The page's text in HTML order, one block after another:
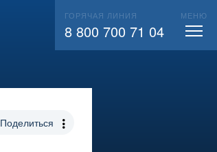
ВЫЗВАТЬ СЛЕСАРЯ
ГОРЯЧАЯ ЛИНИЯ
8 800 700 71 04
МЕНЮ
Поделиться